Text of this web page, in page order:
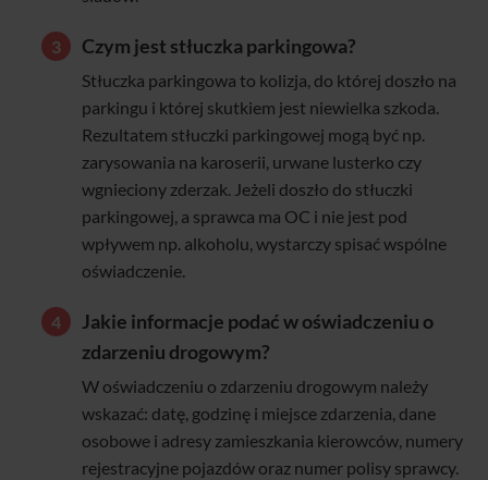
Czym jest stłuczka parkingowa?
Stłuczka parkingowa to kolizja, do której doszło na
parkingu i której skutkiem jest niewielka szkoda.
Rezultatem stłuczki parkingowej mogą być np.
zarysowania na karoserii, urwane lusterko czy
wgnieciony zderzak. Jeżeli doszło do stłuczki
parkingowej, a sprawca ma OC i nie jest pod
wpływem np. alkoholu, wystarczy spisać wspólne
oświadczenie.
Jakie informacje podać w oświadczeniu o
zdarzeniu drogowym?
W oświadczeniu o zdarzeniu drogowym należy
wskazać: datę, godzinę i miejsce zdarzenia, dane
osobowe i adresy zamieszkania kierowców, numery
rejestracyjne pojazdów oraz numer polisy sprawcy.